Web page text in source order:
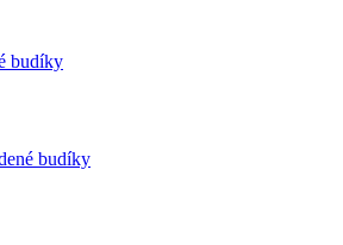
budíky
budíky